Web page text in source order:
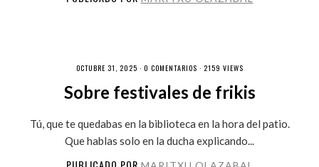
OCTUBRE 31, 2025 · 0 COMENTARIOS · 2159 VIEWS
Sobre festivales de frikis
Tú, que te quedabas en la biblioteca en la hora del patio.
Que hablas solo en la ducha explicando...